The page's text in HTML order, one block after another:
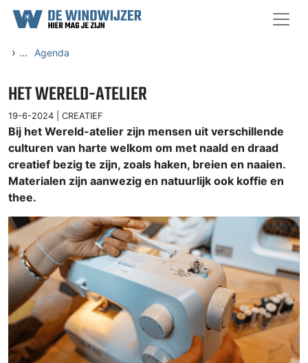
Ga naar content
› ... Agenda
HET WERELD-ATELIER
19-6-2024 | CREATIEF
Bij het Wereld-atelier zijn mensen uit verschillende
culturen van harte welkom om met naald en draad
creatief bezig te zijn, zoals haken, breien en naaien.
Materialen zijn aanwezig en natuurlijk ook koffie en
thee.